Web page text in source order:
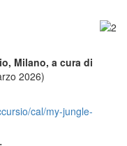
Milano, a cura di
2026)
cal/my-jungle-